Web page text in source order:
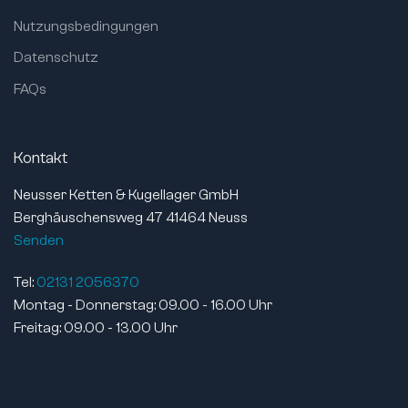
Nutzungsbedingungen
Datenschutz
FAQs
Kontakt
Neusser Ketten & Kugellager GmbH
Berghäuschensweg 47 41464 Neuss
Senden
Tel: 02131 2056370
Montag - Donnerstag: 09.00 - 16.00 Uhr
Freitag: 09.00 - 13.00 Uhr